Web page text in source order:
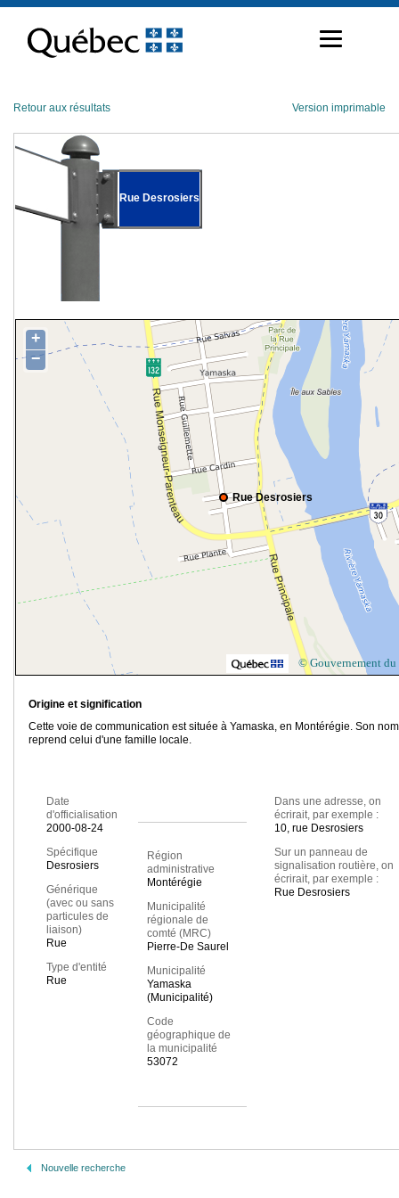
contenu
Retour aux résultats Version imprimable
Rue Desrosiers
Rue Desrosiers
+
−
© Gouvernement du
Origine et signification
Cette voie de communication est située à Yamaska, en Montérégie. Son nom
reprend celui d'une famille locale.
Date
d'officialisation
2000-08-24
Spécifique
Desrosiers
Générique
(avec ou sans
particules de
liaison)
Rue
Type d'entité
Rue
Région
administrative
Montérégie
Municipalité
régionale de
comté (MRC)
Pierre-De Saurel
Municipalité
Yamaska
(Municipalité)
Code
géographique de
la municipalité
53072
Dans une adresse, on
écrirait, par exemple :
10, rue Desrosiers
Sur un panneau de
signalisation routière, on
écrirait, par exemple :
Rue Desrosiers
Nouvelle recherche